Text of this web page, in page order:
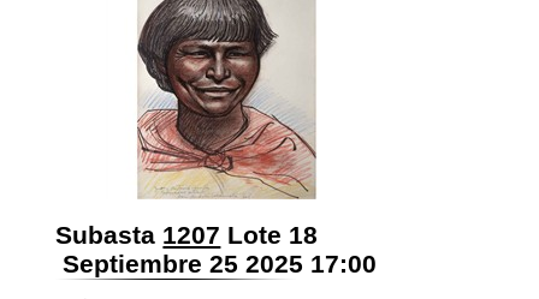
Subasta 1207 Lote 18
Septiembre 25 2025 17:00